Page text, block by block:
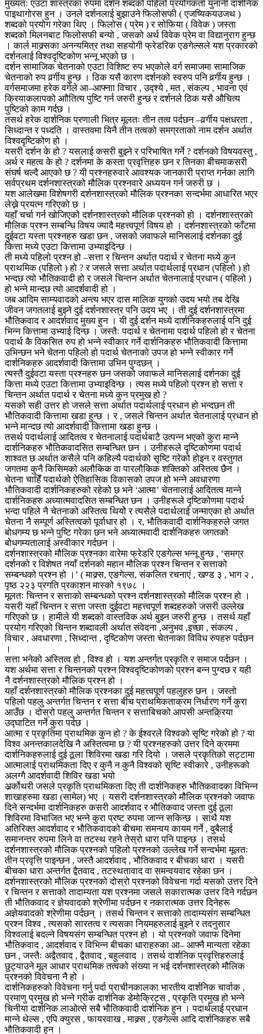
मुख्यतः एउटा शास्त्रका रुपमा दर्शन शब्दको पहिलो प्रयोगकर्ता युनानी दार्शनिक
पाइथागोरस हुन । उनले दर्शनलाई बुझाउने फिलोसफी ( एजष्यिकयउजथ )
शब्दको प्रयोग गरेका थिए । फिलोस ( प्रेम ) र सोफिया ( विवेक ) जस्ता
शब्दको मिलनबाट फिलोसफी बन्यो , जसको अर्थ विवेक प्रेम वा विद्यानुराग हुन्छ
। कार्ल माक्र्सका अनन्यमित्र तथा सहयोगी फ्रेडरिक एङगेल्सले यश प्रकारको
दर्शनलाई विश्वदृष्टिकोण भन्नू भएको छ ।
दर्शन सामाजिक चेतनाको एउटा विशिष्ट रुप भएकोले वर्ग समाजमा सामाजिक
चेतनाको रुप वर्र्गीय हुन्छ । ठिक यसै कारण दर्शनको स्वरुप पनि वर्र्गीय हुन्छ ।
वर्गसमाजमा हरेक वर्गले आ–आफ्नाा विचार , उद्श्ये , मत , संकल्प , भावना एवं
क्रियाकलापको आौतित्य पुष्टि गर्न जरुरी हुन्छ र दर्शनले ठिक यसै औचित्य
पुष्टिको काम गर्दछ ।
तसर्थ हरेक दार्शनिक प्रणाली भित्र मूलतः तीन तत्व पर्दछन –वर्र्गीय पक्षधरता ,
सिध्दान्त र पध्दति । वास्तवमा यिनै तीन तत्वको समग्रताको नाम दर्शन अर्थात
विश्वदृष्टिकोण हो ।
यसरी दर्शन के हो ? यसलाई कसरी बुझ्ने र परिभाषित गर्ने ? दर्शनको विषयवस्तु ,
अर्थ र महत्व के हो ? दर्शनमा के कस्ता प्रवृत्तिहरु छन र तिनका बीचमाकसरी
संघर्ष चल्दै आएको छ ? यी प्रश्नहरुवारे आवश्यक जानकारी प्राप्त गर्नका लागि
सर्वप्रथम दर्शनशास्त्रको मौलिक प्रश्नवारे अध्ययन गर्न जरुरी छ ।
यश आलेखमा विशेषगरी दर्शनशास्त्रको मौलिक प्रश्नका सन्दर्भमा आधारित भएर
लेख्ने प्रयत्न गरिएको छ ।
यहाँ चर्चा गर्न खोजिएको दर्शनशास्त्रको मौलिक प्रश्नको हो । दर्शनशास्त्रको
मौलिक प्रश्न सम्बन्धि विषय ज्यादै महत्त्वपूर्ण विषय हो । दर्शनशास्त्रको फाँटमा
दुईवटा यस्ता प्रश्नहरु खडा छन , जसको जवाफले मानिसलाई दर्शनका दुई
कित्ता मध्ये एउटा कित्तामा उभ्याइदिन्छ ।
ती मध्ये पहिलो प्रश्न हो –सत्ता र चिन्तन अर्थात पदार्थ र चेतना मध्ये कुन
प्राथमिक (पहिलो ) हो ? र जसले सत्ता अर्थात पदार्थलाई प्रधान (पहिलो ) हो
भन्दछ त्यो भौतिकवादी हो र जसले चिन्तन अर्थात चेतनालाई प्रधान ( पहिलो )
हो भन्ने मान्दछ त्यो आदर्शवादी हो ।
जब आदिम साम्यवादको अन्त्य भएर दास मालिक युगको उदय भयो तब देखि
जीवन जगतलाई बुझ्ने दुई दर्शनशास्त्र पनि उदय भए । ती दुई दर्शनशास्त्रमा
भौतिकवाद र आदर्शवाद मुख्य हुन । यी दुई दर्शन मध्ये दार्शनिकहरुलाई पनि दुई
भिन्न कित्तामा उभ्याई दिन्छ । जस्तैः पदार्थ र चेतनामा पदार्थ पहिलो हो र चेतना
पदार्थ कै विकसित रुप हो भन्ने स्वीकार गर्ने दार्शनिकहरु भौतिकवादी कित्तामा
उभिन्छन भने चेतना पहिलो हो पदार्थ चेतनाको उपज हो भन्ने स्वीकार गर्ने
दार्शनिकहरु आदर्शवादी कित्तामा उभिन पुग्दछन् ।
त्यस्तै दुईवटा यस्ता प्रश्नहरु छन जसको जवाफले मानिसलाई दर्शनका दुई
कित्ता मध्ये एउटा कित्तामा उभ्याइदिन्छ । त्यस मध्ये पहिलो प्रश्न हो सत्ता र
चिन्तन अर्थात पदार्थ र चेतना मध्ये कुन प्रमुख हो ?
यसको सही उत्तर हो जसले सत्ता अर्थात पदार्थलाई प्रधान हो भन्दछन ती
भौतिकवादी कित्तामा खडा हुन्छ । र , जसले चिन्तन अर्थात चेतनालाई प्रधान हो
भन्ने मान्दछ त्यो आदर्शवादी कित्तामा खडा हुन्छ ।
तसर्थ पदार्थलाई आदितत्व र चेतनालाई पदार्थबाटै उत्पन्न भएको कुरा मान्ने
दार्शनिकहरु भौतिकवादसित सम्बन्धित छन । उनीहरूले दृष्टिकोणमा पदार्थ
शाश्वत छ अर्थात कसैले पनि कहिल्यै पदार्थको सृष्टि गरेको होइन र वस्तुगत
जगतमा कुनै किसिमको अलौकिक वा पारलौकिक शक्तिको अस्तित्व छैन ।
चेतना चाहिँ पदार्थको ऐतिहासिक विकासको उपज हो भन्ने अवधारणा
भौतिकवादी दार्शनिकहरुको रहेको छ भने ‘आत्मा’ चेतनालाई आदितत्व मान्ने
दार्शनिकहरु अध्यात्मवादसित सम्बन्धित छन । उनीहरूले दृष्टिकोणमा पदार्थ
भन्दा पहिले नै चेतनाको अस्तित्व थियोे र त्यसैले पदार्थलाई जन्माएका हो अर्थात
चेतना नै सम्पूर्ण अस्तित्वको पूर्वाधार हो । र, भौतिकवादी दार्शनिकहरुले जगत
बोधगम्य छ भन्ने पुष्टि गरेका छन भने अध्यात्मवादी दार्शनिकहरु जगतको
बोधगम्यतालाई अस्वीकार गर्दछन ।
दर्शनशास्त्रको मौलिक प्रश्नका वारेमा फ्रेडरि एङगेल्स भन्नू हुन्छ , ‘समग्र
दर्शनको र विशेषत नयाँ दर्शनको महान मौलिक प्रश्न चिन्तन र सत्ताको
सम्बन्धको प्रश्न हो ।’ ( माक्र्स, एङगेल्स, संकलित रचनाएं , खण्ड ३ , भाग २ ,
पृष्ठ २२३ प्रगति प्रकाशन मास्को १९७८ ।
मूलतः चिन्तन र सत्ताको सम्बन्धको प्रश्न दर्शनशास्त्रको मौलिक प्रश्न हो ।
यसरी यहाँ चिन्तन र सत्ता जस्ता दुईवटा महत्त्वपूर्ण शब्दहरुको जसरी उल्लेख
गरिएको छ । हामीले यी शब्दको वास्तविक अर्थ बुझ्न जरुरी हुन्छ । तसर्थ यहाँ
प्रयोग गरिएको चिन्तन शब्दावली अर्थात संवेदना ,अनुभव ,इच्छा , संकल्प ,
विचार , अवधारणा , सिध्दान्त , दृष्टिकोण जस्ता चेतनाका विविध रुपहरु पर्दछन
।
सत्ता भनेको अस्तित्व हो , विश्व हो । यश अन्तर्गत प्रकृति र समाज पर्दछन ।
यश अर्थमा सत्ता र चिन्तनको प्रश्न विश्वदृष्टिकोणको प्रश्न बन्न पुग्दछ र यही
नै दर्शनशास्त्रको मौलिक प्रश्न हो ।
यहाँ दर्शनशास्त्रको मौलिक प्रश्नका दुई महत्त्वपूर्ण पहलुहरु छन । जस्तो
पहिलो पहलु अन्तर्गत चिन्तन र सत्ता बीच प्राथमिकताक्रम निर्धारण गर्ने कुरा
आउँछ । दोस्रो पहलु अन्तर्गत चिन्तन र सत्ताबिचको आपसी अन्तक्र्रिया
उद्घाटित गर्ने कुरा पर्दछ ।
आत्मा र प्रकृतिमा प्राथमिक कुन हो ? के ईश्वरले विश्वको सृष्टि गरेको हो ? या
विश्व अनन्तकालदेखि नै अस्तित्वमा छ ? यी प्रश्नहरुको उत्तर दिने क्रममा
दार्शनिकहरुलाई दुई ठूला शिविरमा खडा गरि दियो । जसले प्रकृतिको सट्टामा
आत्मालाई प्राथमिकता दिए र कुनै न कुनै विश्वको सृष्टि स्वीकारे , उनीहरूको
अलग्गै आदर्शवादी शिविर खडा भयो
अर्र्कोथरी जसले प्रकृति प्राथमिकता दिए ती दार्शनिकहरु भौतिकवादका विभिन्न
शाखाहरुमा खडा (सामेल) भए । यसरी दर्शनशास्त्रको मौलिक प्रश्नको जवाफ
दिने सन्दर्भमा दार्शनिकहरु कसरी आदर्शवाद र भौतिकवाद जस्ता दुई ठूला
शिविरमा विभाजित भए भन्ने कुरा प्रष्ट रुपमा जान्न सकिन्छ । साथै यश
अतिरिक्त आदर्शवाद र भौतिकवादको बीचमा समन्वय कायम गर्ने , दुबैलाई
समानन्तर रुपमा लिने वा तटस्थ रहने तेस्रो धारा पनि पाइन्छ । तसर्थ
दर्शनशास्त्रको मौलिक प्रश्नको पहिलो प्रश्नको उल्लेख गर्ने सन्दर्भमा मूलतः
तीन प्रवृत्ति पाइन्छन , जस्तै आदर्शवाद , भौतिकवाद र बीचका धारा । यसरी
बीचका धारा अन्तर्गत द्वैतवाद , तटस्थतावाद वा समन्वयवाद रहेका छन ।
दर्शनशास्त्रको मौलिक प्रश्नको दोस्रो प्रश्नको विवेचना गर्दा यसको उत्तर दिने
र चिन्तन र सत्ताको तादाम्यता यश प्रश्नमा जसले सकारात्मक उत्तर दिने गर्दछन
ती भौतिकवाद र ज्ञेयवादको श्रेणीमा पर्दछन र नकारात्मक उत्तर दिनेहरू
अज्ञेयवादको श्रेणीमा पर्दछन् । तसर्थ चिन्तन र सत्ताको तादाम्यसंग सम्बन्धित
प्रश्न विश्व , त्यसको सारतत्व र त्यसका नियमहरुलाई बुझ्ने र तदनुसार
विश्वलाई बदल्ने विषयसंग सम्बन्धित प्रश्न हो । यो प्रश्नको जवाफ दिनेमा
भौतिकवाद , आदर्शवाद र विभिन्न बीचका धाराहरुका आ– आफ्नै मान्यता रहेका
छन , जस्तैः अद्वैतवाद , द्वैतवाद , बहुलवाद । तसर्थ दार्शनिक प्रवृत्तिहरुलाई
छुट्याउने मूल आधार प्राथमिक तत्वको संख्या न भई दर्शनशास्त्रको मौलिक
प्रश्नको विवेचना नै हो ।
दार्शनिकहरुको विवेचना गर्नु पर्दा प्राचीनकालका भारतीय दार्शनिक चार्वाक ,
प्रमाणु प्रमुख हो भन्ने ग्रीक दार्शनिक डेमोक्रिट्स , प्रकृति प्रमुख हो भन्ने
चिनीया दार्शनिक लाओत्से सबै भौतिकवादी दार्शनिक हुन । पदार्थलाई प्रधान
मान्ने थेल्स , एपि क्युरस , फायरवाख , माक्र्स , एङगेल्स आदि दार्शनिकहरु सबै
भौतिकवादी हुन ।